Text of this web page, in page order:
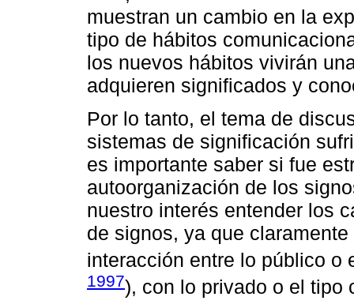
muestran un cambio en la
tipo de hábitos
los nuevos hábitos vivirán
adquieren significados y
Por lo tanto, el tema de
sistemas de significación
es importante saber si fue
autoorganización de los
nuestro interés entender los
de signos, ya que
interacción entre lo público o
1997), con lo privado o el tipo